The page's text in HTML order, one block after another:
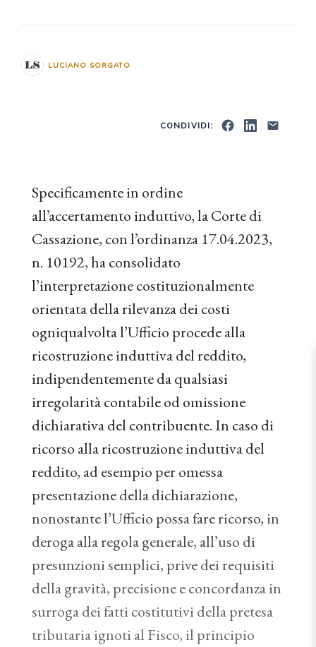
LUCIANO SORGATO
CONDIVIDI:
Specificamente in ordine
all’accertamento induttivo, la Corte di
Cassazione, con l’ordinanza 17.04.2023,
n. 10192, ha consolidato
l’interpretazione costituzionalmente
orientata della rilevanza dei costi
ogniqualvolta l’Ufficio procede alla
ricostruzione induttiva del reddito,
indipendentemente da qualsiasi
irregolarità contabile od omissione
dichiarativa del contribuente. In caso di
ricorso alla ricostruzione induttiva del
reddito, ad esempio per omessa
presentazione della dichiarazione,
nonostante l’Ufficio possa fare ricorso, in
deroga alla regola generale, all’uso di
presunzioni semplici, prive dei requisiti
della gravità, precisione e concordanza in
surroga dei fatti costitutivi della pretesa
tributaria ignoti al Fisco, il principio